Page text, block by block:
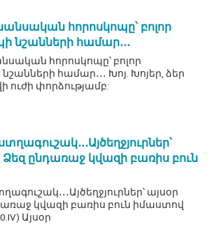
հորոսկոպը՝ բոլոր
նշանների համար․․․
հորոսկոպը՝ բոլոր
համար․․․ Խոյ. Խոյեր, ձեր
ուժի փորձությամբ:
ընդառաջ կվազի բառիս բուն
այսօր
կվազի բառիս բուն իմաստով
Այսօր